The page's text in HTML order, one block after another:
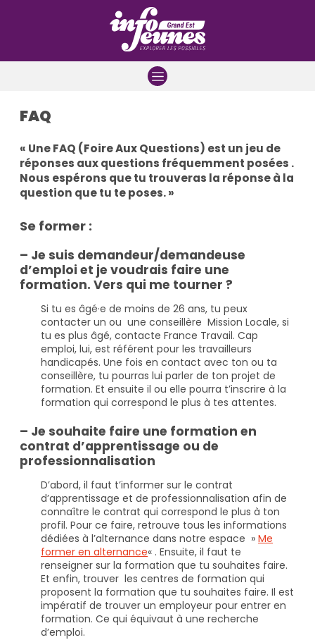
FAQ
« Une FAQ (Foire Aux Questions) est un jeu de
réponses aux questions fréquemment posées .
Nous espérons que tu trouveras la réponse à la
question que tu te poses. »
Se former :
– Je suis demandeur/demandeuse
d’emploi et je voudrais faire une
formation. Vers qui me tourner ?
Si tu es âgé·e de moins de 26 ans, tu peux
contacter un ou une conseillère Mission Locale, si
tu es plus âgé, contacte France Travail. Cap
emploi, lui, est référent pour les travailleurs
handicapés. Une fois en contact avec ton ou ta
conseillère, tu pourras lui parler de ton projet de
formation. Et ensuite il ou elle pourra t’inscrire à la
formation qui correspond le plus à tes attentes.
– Je souhaite faire une formation en
contrat d’apprentissage ou de
professionnalisation
D’abord, il faut t’informer sur le contrat
d’apprentissage et de professionnalisation afin de
connaître le contrat qui correspond le plus à ton
profil. Pour ce faire, retrouve tous les informations
dédiées à l’alternance dans notre espace » Me
former en alternance« . Ensuite, il faut te
renseigner sur la formation que tu souhaites faire.
Et enfin, trouver les centres de formation qui
proposent la formation que tu souhaites faire. Il est
impératif de trouver un employeur pour entrer en
formation. Ce qui équivaut à une recherche
d’emploi.